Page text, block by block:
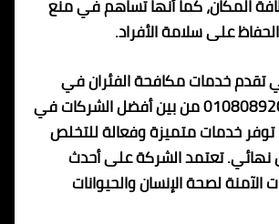
المكان، كما أنها تساهم في منع
على سلامة الأفراد.
تقدم خدمات مكافحة الفئران في
المهندسين 01080892037 من بين أفضل الشركات في
توفر خدمات متميزة وفعالة للتخلص
نهائي. تعتمد الشركة على أحدث
الآمنة لصحة الإنسان والحيوانات